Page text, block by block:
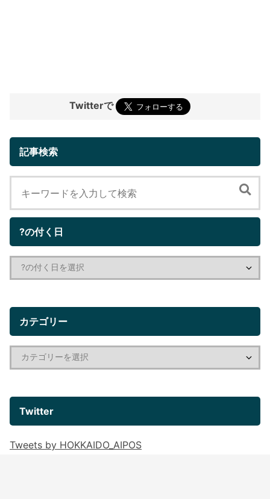
Twitterで
記事検索
?の付く日
カテゴリー
Twitter
Tweets by HOKKAIDO_AIPOS